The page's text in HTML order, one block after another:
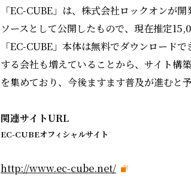
「EC-CUBE」は、株式会社ロックオンが
ソースとして公開したもので、現在推定
「EC-CUBE」本体は無料でダウンロード
する会社も増えていることから、サイト構
を集めており、今後ますます普及が進むと
関連サイトURL
EC-CUBEオフィシャルサイト
http://www.ec-cube.net/